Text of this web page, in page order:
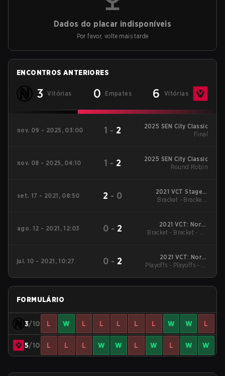
Dados do placar indisponíveis
Por favor, volte mais tarde
ENCONTROS ANTERIORES
3 Vitórias 0 Empates 6 Vitórias
nov. 09 - 2025, 03:00 1 - 2
2025 SEN City Classic
Final
nov. 08 - 2025, 04:10 1 - 2
2025 SEN City Classic
Round Robin
set. 17 - 2021, 08:50 2 - 0
2021 VCT Stage 3
Masters - Berlin
Bracket - Bracket -
ago. 12 - 2021, 12:03 0 - 2
2021 VCT: North
America Stage 3
Bracket - Bracket - UB
jul. 10 - 2021, 10:27 0 - 2
2021 VCT: North
America Stage 3
Playoffs - Playoffs - LB
FORMULÁRIO
3/10 L W L L L L L W W L
5/10 L L L W W L W L W W